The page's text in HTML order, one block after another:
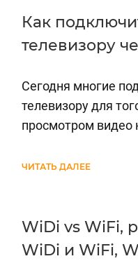
Как
телевизору
Сегодня многие
телевизору для
просмотром видео
ЧИТАТЬ ДАЛЕЕ
WiDi vs WiFi,
WiDi и WiFi,